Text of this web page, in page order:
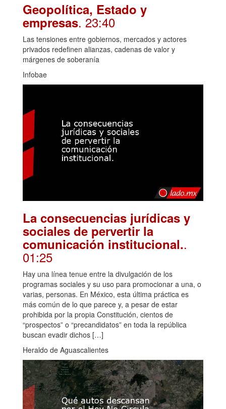
Geopolítica, Estado y
empresas. 23:40
Las tensiones entre gobiernos, mercados y actores
privados redefinen alianzas, cadenas de valor y
márgenes de soberanía
Infobae
La consecuencias jurídicas y
sociales de pervertir la
comunicación institucional..
01:25
Hay una línea tenue entre la divulgación de los
programas sociales y su uso para promocionar a una, o
varias, personas. En México, esta última práctica es
más común de lo que parece y, a pesar de estar
prohibida por la propia Constitución, cientos de
“prospectos” o “precandidatos” en toda la república
buscan evadir dichos […]
Heraldo de Aguascalientes